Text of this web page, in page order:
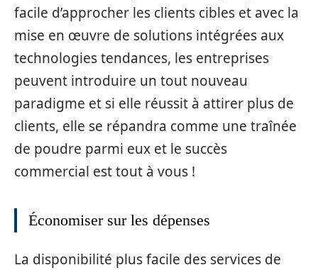
facile d’approcher les clients cibles et avec la
mise en œuvre de solutions intégrées aux
technologies tendances, les entreprises
peuvent introduire un tout nouveau
paradigme et si elle réussit à attirer plus de
clients, elle se répandra comme une traînée
de poudre parmi eux et le succès
commercial est tout à vous !
Économiser sur les dépenses
La disponibilité plus facile des services de